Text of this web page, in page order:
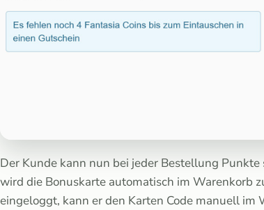
Der Kunde kann nun bei jeder Bestellung
wird die Bonuskarte automatisch im Warenkorb
eingeloggt, kann er den Karten Code manuell